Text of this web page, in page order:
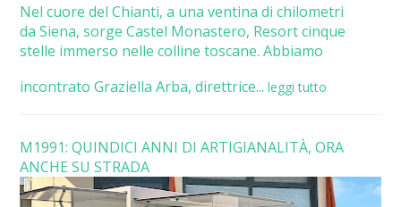
Nel cuore del Chianti, a una ventina di chilometri
da Siena, sorge Castel Monastero, Resort cinque
stelle immerso nelle colline toscane. Abbiamo
incontrato Graziella Arba, direttrice... leggi tutto
M1991: QUINDICI ANNI DI ARTIGIANALITÀ, ORA
ANCHE SU STRADA